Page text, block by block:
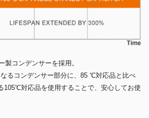
製コンデンサーを採用。
るコンデンサー部分に、85 ℃対応品と比べ
105℃対応品を使用することで、安心してお使